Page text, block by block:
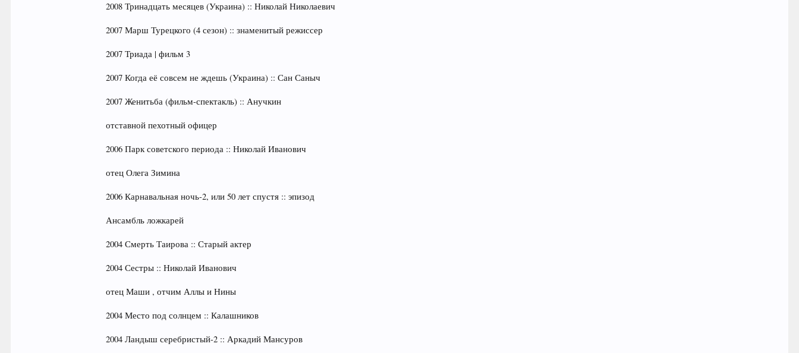
2008 Тринадцать месяцев (Украина) :: Николай Николаевич
2007 Марш Турецкого (4 сезон) :: знаменитый режиссер
2007 Триада | фильм 3
2007 Когда её совсем не ждешь (Украина) :: Сан Саныч
2007 Женитьба (фильм-спектакль) :: Анучкин
отставной пехотный офицер
2006 Парк советского периода :: Николай Иванович
отец Олега Зимина
2006 Карнавальная ночь-2, или 50 лет спустя :: эпизод
Ансамбль ложкарей
2004 Смерть Таирова :: Старый актер
2004 Сестры :: Николай Иванович
отец Маши , отчим Аллы и Нины
2004 Место под солнцем :: Калашников
2004 Ландыш серебристый-2 :: Аркадий Мансуров